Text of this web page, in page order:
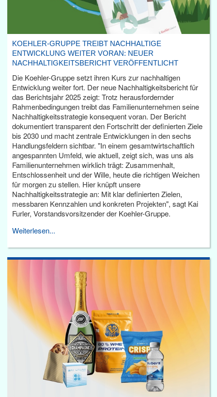
KOEHLER-GRUPPE TREIBT NACHHALTIGE
ENTWICKLUNG WEITER VORAN: NEUER
NACHHALTIGKEITSBERICHT VERÖFFENTLICHT
Die Koehler-Gruppe setzt ihren Kurs zur nachhaltigen
Entwicklung weiter fort. Der neue Nachhaltigkeitsbericht für
das Berichtsjahr 2025 zeigt: Trotz herausfordernder
Rahmenbedingungen treibt das Familienunternehmen seine
Nachhaltigkeitsstrategie konsequent voran. Der Bericht
dokumentiert transparent den Fortschritt der definierten Ziele
bis 2030 und macht zentrale Entwicklungen in den sechs
Handlungsfeldern sichtbar. "In einem gesamtwirtschaftlich
angespannten Umfeld, wie aktuell, zeigt sich, was uns als
Familienunternehmen wirklich trägt: Zusammenhalt,
Entschlossenheit und der Wille, heute die richtigen Weichen
für morgen zu stellen. Hier knüpft unsere
Nachhaltigkeitsstrategie an: Mit klar definierten Zielen,
messbaren Kennzahlen und konkreten Projekten", sagt Kai
Furler, Vorstandsvorsitzender der Koehler-Gruppe.
Weiterlesen...